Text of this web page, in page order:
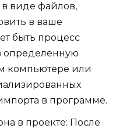
в виде файлов,
в ваше
быть процесс
определенную
компьютере или
в программе.
в проекте: После